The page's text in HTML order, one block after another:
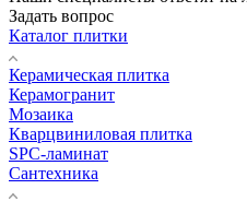
Задать вопрос
Каталог плитки
Керамическая плитка
Керамогранит
Мозаика
Кварцвиниловая плитка
SPC-ламинат
Сантехника